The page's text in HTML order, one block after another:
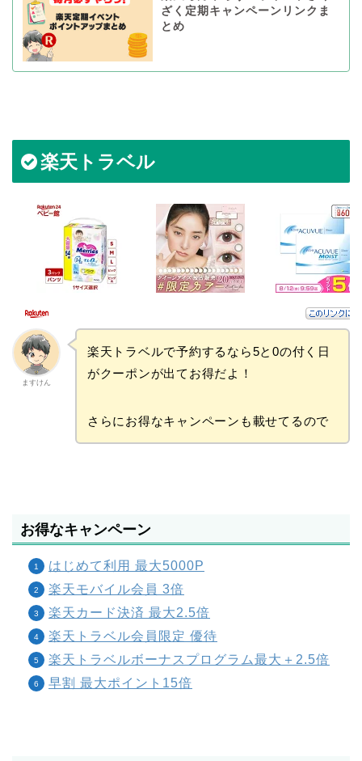
ざく定期キャンペーンリンクま
とめ
楽天トラベル
ますけん
楽天トラベルで予約するなら5と0の付く日
がクーポンが出てお得だよ！
さらにお得なキャンペーンも載せてるので
お得なキャンペーン
はじめて利用 最大5000P
楽天モバイル会員 3倍
楽天カード決済 最大2.5倍
楽天トラベル会員限定 優待
楽天トラベルボーナスプログラム最大＋2.5倍
早割 最大ポイント15倍